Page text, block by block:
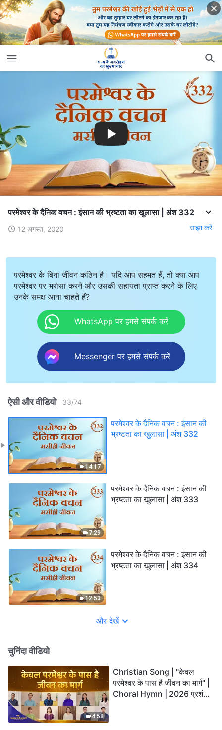
परमेश्वर के दैनिक वचन : इंसान की भ्रष्टता का खुलासा | अंश 332
12 अगस्त, 2020 साझा करें
परमेश्वर के बिना जीवन कठिन है। यदि आप सहमत हैं, तो क्या आप
परमेश्वर पर भरोसा करने और उसकी सहायता प्राप्त करने के लिए
उनके समक्ष आना चाहते हैं?
WhatsApp पर हमसे संपर्क करें
Messenger पर हमसे संपर्क करें
ऐसी और वीडियो 33/74
14:17
परमेश्वर के दैनिक वचन : इंसान की
भ्रष्टता का खुलासा | अंश 332
7:29
परमेश्वर के दैनिक वचन : इंसान की
भ्रष्टता का खुलासा | अंश 333
12:53
परमेश्वर के दैनिक वचन : इंसान की
भ्रष्टता का खुलासा | अंश 334
और देखें
चुनिंदा वीडियो
4:58
Christian Song | "केवल
परमेश्वर के पास है जीवन का मार्ग" |
Choral Hymn | 2026 प्रशंसा